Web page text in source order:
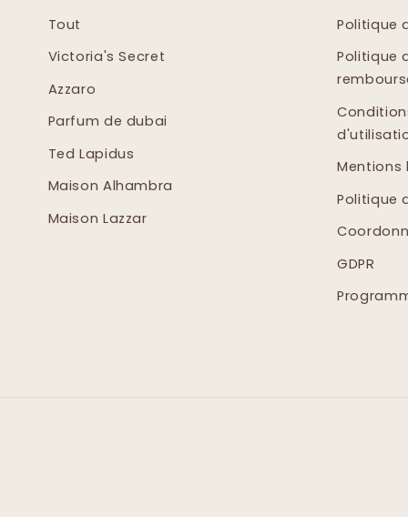
Tout
Victoria's Secret
Azzaro
Parfum de dubai
Ted Lapidus
Maison Alhambra
Maison Lazzar
Politique
Politique
Mentions
Politique
GDPR